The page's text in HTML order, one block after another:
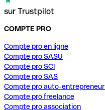
sur Trustpilot
COMPTE PRO
Compte pro en ligne
Compte pro SASU
Compte pro SCI
Compte pro SAS
Compte pro auto-entrepreneur
Compte pro freelance
Compte pro association